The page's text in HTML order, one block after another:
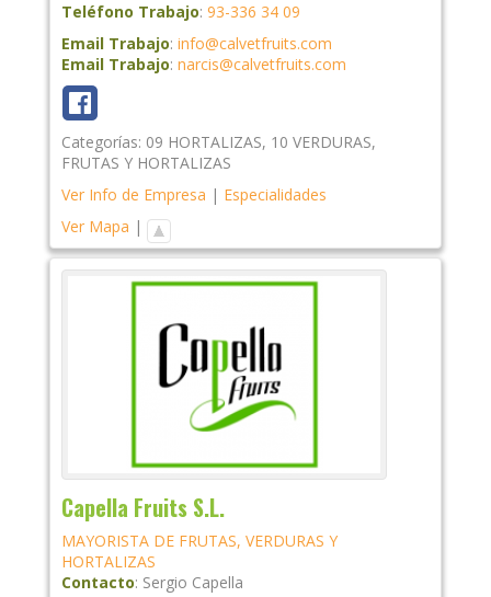
Teléfono Trabajo: 93-336 34 09
Email Trabajo: info@calvetfruits.com
Email Trabajo: narcis@calvetfruits.com
Categorías: 09 HORTALIZAS, 10 VERDURAS,
FRUTAS Y HORTALIZAS
Ver Info de Empresa | Especialidades
Ver Mapa |
Capella Fruits S.L.
MAYORISTA DE FRUTAS, VERDURAS Y
HORTALIZAS
Contacto: Sergio Capella